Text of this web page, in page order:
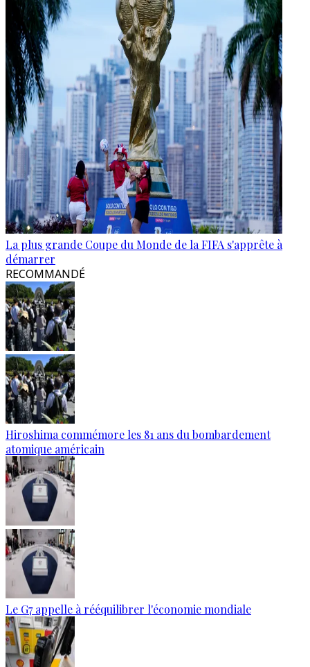
La plus grande Coupe du Monde de la FIFA s'apprête à
démarrer
RECOMMANDÉ
Hiroshima commémore les 81 ans du bombardement
atomique américain
Le G7 appelle à rééquilibrer l'économie mondiale